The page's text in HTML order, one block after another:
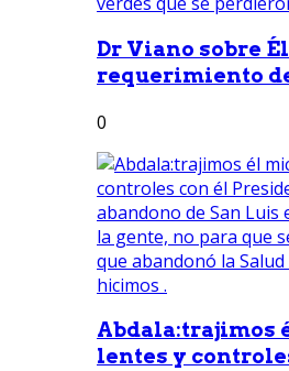
Dr Viano sobre
requerimiento
0
Abdala:trajimos
lentes y